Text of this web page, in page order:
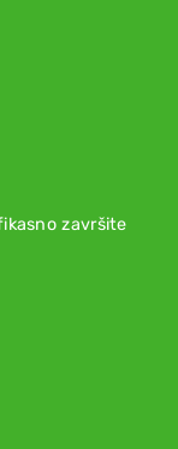
završite